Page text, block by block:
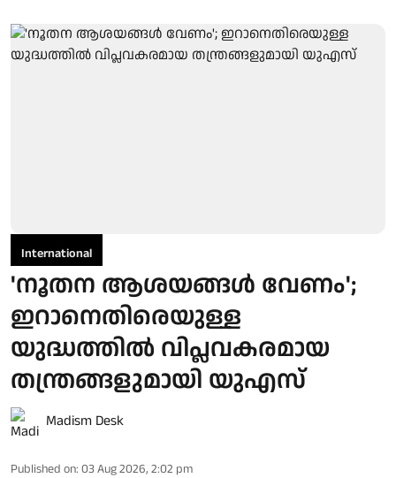
International
'നൂതന ആശയങ്ങൾ വേണം';
ഇറാനെതിരെയുള്ള
യുദ്ധത്തിൽ വിപ്ലവകരമായ
തന്ത്രങ്ങളുമായി യുഎസ്
Madism Desk
Published on: 03 Aug 2026, 2:02 pm